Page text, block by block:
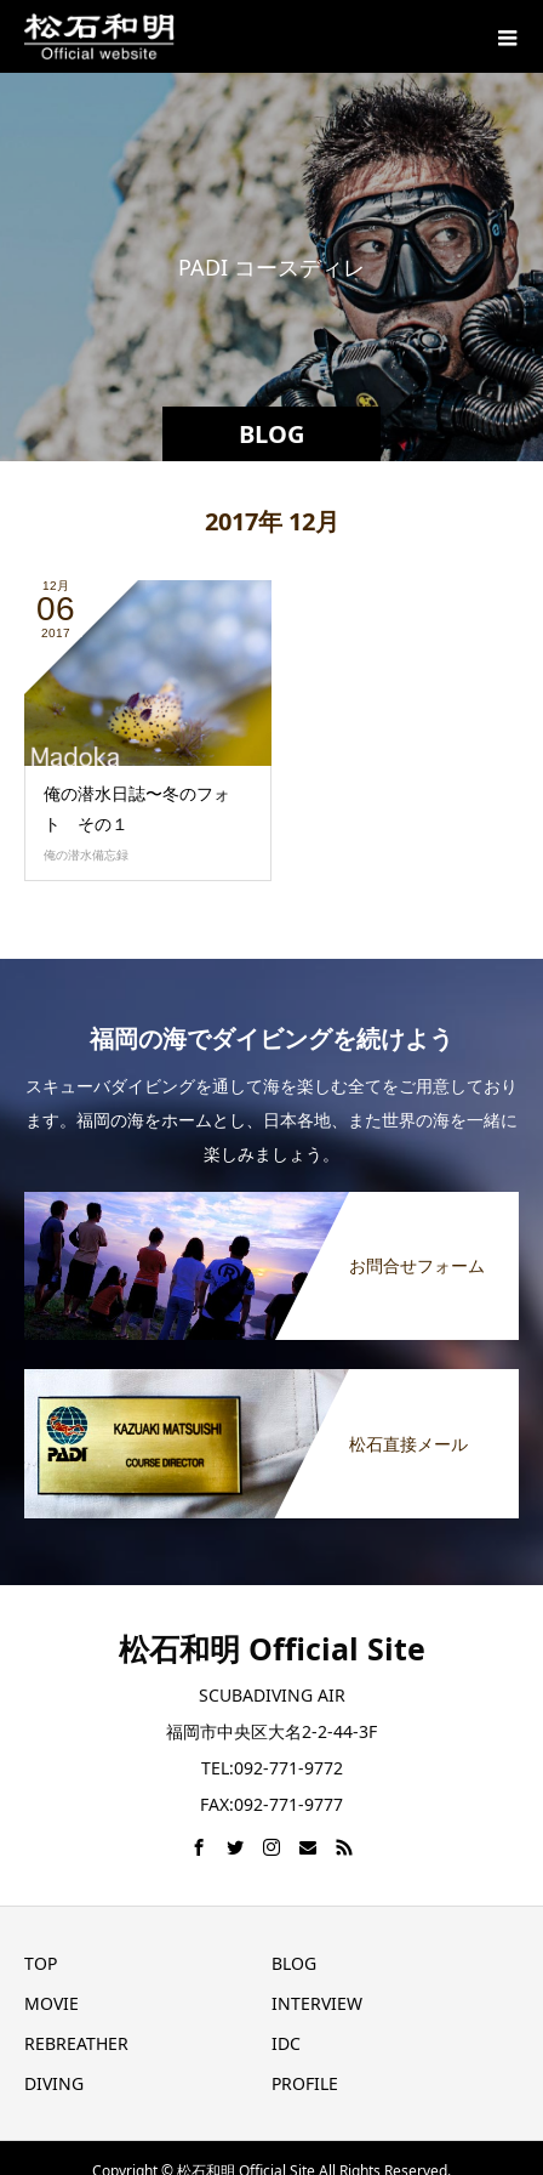
BLOG
PADI コースディレクタ
2017年 12月
12月
06
2017
俺の潜水日誌〜冬のフォ
ト その１
俺の潜水備忘録
福岡の海でダイビングを続けよう
スキューバダイビングを通して海を楽しむ全てをご用意しており
ます。福岡の海をホームとし、日本各地、また世界の海を一緒に
楽しみましょう。
お問合せフォーム
松石直接メール
松石和明 Official Site
SCUBADIVING AIR
福岡市中央区大名2-2-44-3F
TEL:092-771-9772
FAX:092-771-9777
TOP
BLOG
MOVIE
INTERVIEW
REBREATHER
IDC
DIVING
PROFILE
Copyright © 松石和明 Official Site All Rights Reserved.